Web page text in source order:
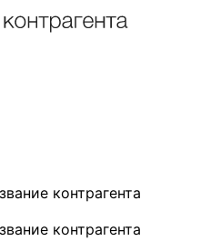
контрагента
контрагента